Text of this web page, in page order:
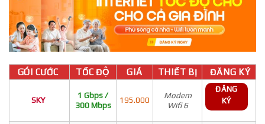
GÓI CƯỚC TỐC ĐỘ GIÁ THIẾT BỊ ĐĂNG KÝ
SKY
1 Gbps /
300 Mbps
195.000
Modem
Wifi 6
ĐĂNG
KÝ